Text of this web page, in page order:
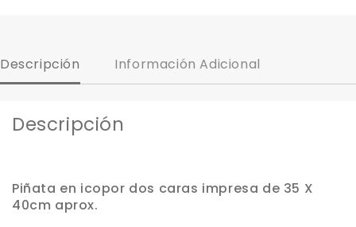
Descripción Información Adicional
Descripción
Piñata en icopor dos caras impresa de 35 X
40cm aprox.